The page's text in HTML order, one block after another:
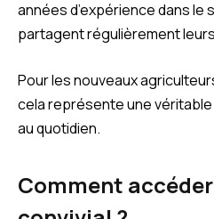
années d’expérience dans
partagent régulièrement
Pour les nouveaux
cela représente une
au quotidien.
Comment